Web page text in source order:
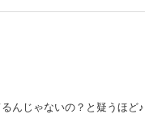
んじゃないの？と疑うほど♪